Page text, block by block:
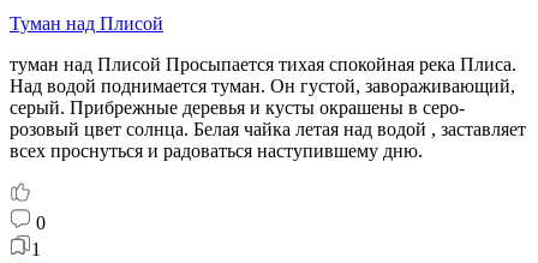
Туман над Плисой
туман над Плисой Просыпается тихая спокойная река Плиса.
Над водой поднимается туман. Он густой, завораживающий,
серый. Прибрежные деревья и кусты окрашены в серо-
розовый цвет солнца. Белая чайка летая над водой , заставляет
всех проснуться и радоваться наступившему дню.
0
1